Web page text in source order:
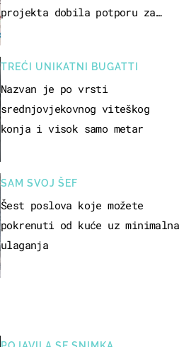
projekta dobila potporu za
TREĆI UNIKATNI BUGATTI
Nazvan je po vrsti
srednjovjekovnog viteškog
konja i visok samo metar
SAM SVOJ ŠEF
Šest poslova koje možete
pokrenuti od kuće uz minimalna
ulaganja